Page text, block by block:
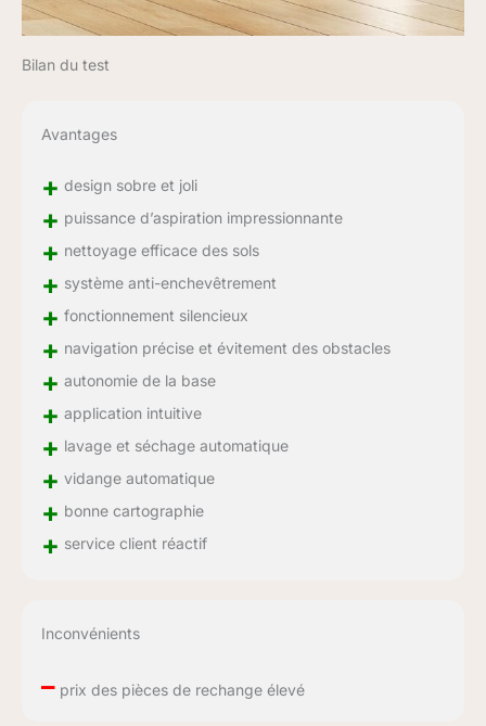
Bilan du test
Avantages
+ design sobre et joli
+ puissance d’aspiration impressionnante
+ nettoyage efficace des sols
+ système anti-enchevêtrement
+ fonctionnement silencieux
+ navigation précise et évitement des obstacles
+ autonomie de la base
+ application intuitive
+ lavage et séchage automatique
+ vidange automatique
+ bonne cartographie
+ service client réactif
Inconvénients
–prix des pièces de rechange élevé